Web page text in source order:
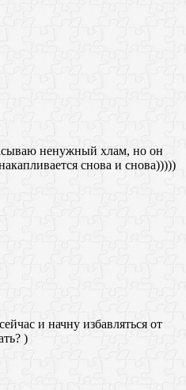
ненужный хлам, но он
снова и снова)))))
и начну избавляться от
)